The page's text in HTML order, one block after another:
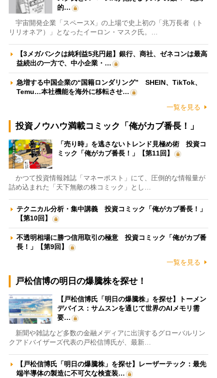
的…
宇宙開発企業「スペースX」の上場で史上初の「兆万長者（ト
リリオネア）」となったイーロン・マスク氏。…
【3メガバンクは純利益5兆円超】銀行、商社、ゼネコンは最高
益続出の一方で、中小企業・…
急増する中国企業の“国籍ロンダリング” SHEIN、TikTok、
Temu…本社機能を海外に移転させ…
一覧を見る
投資ノウハウ満載コミック「俺がカブ番長！」
「売り時」を逃さないトレンド見極め術 投資コ
ミック「俺がカブ番長！」【第11回】
かつて投資情報雑誌「マネーポスト」にて、圧倒的な情報量が
詰め込まれた「天下無敵の株コミック」とし…
テクニカル分析・集中講義 投資コミック「俺がカブ番長！」
【第10回】
不透明相場に勝つ信用取引の極意 投資コミック「俺がカブ番
長！」【第9回】
一覧を見る
戸松信博の明日の爆騰株を探せ！
【戸松信博氏「明日の爆騰株」を探せ】トーメン
デバイス：サムスンを通じて世界のAIメモリ需
要…
新聞や雑誌など多数の金融メディアに出演するグローバルリン
クアドバイザーズ代表の戸松信博氏が、最新…
【戸松信博氏「明日の爆騰株」を探せ】レーザーテック：最先
端半導体の製造に不可欠な検査装…